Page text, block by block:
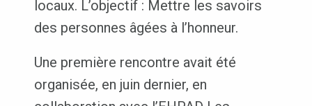
locaux. L’objectif : Mettre les savoirs
des personnes âgées à l’honneur.
Une première rencontre avait été
organisée, en juin dernier, en